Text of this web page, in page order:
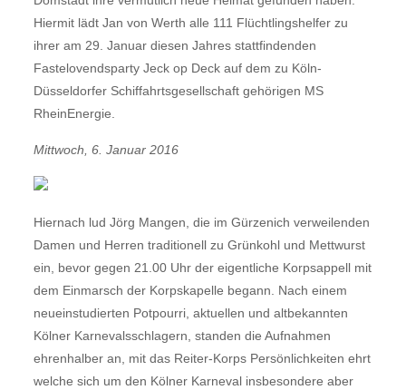
Hiermit lädt Jan von Werth alle 111 Flüchtlingshelfer zu
ihrer am 29. Januar diesen Jahres stattfindenden
Fastelovendsparty Jeck op Deck auf dem zu Köln-
Düsseldorfer Schiffahrtsgesellschaft gehörigen MS
RheinEnergie.
Mittwoch, 6. Januar 2016
Hiernach lud Jörg Mangen, die im Gürzenich verweilenden
Damen und Herren traditionell zu Grünkohl und Mettwurst
ein, bevor gegen 21.00 Uhr der eigentliche Korpsappell mit
dem Einmarsch der Korpskapelle begann. Nach einem
neueinstudierten Potpourri, aktuellen und altbekannten
Kölner Karnevalsschlagern, standen die Aufnahmen
ehrenhalber an, mit das Reiter-Korps Persönlichkeiten ehrt
welche sich um den Kölner Karneval insbesondere aber